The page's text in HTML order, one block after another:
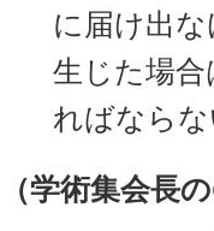
に届け出
生じた場
ればなら
（学術集会長